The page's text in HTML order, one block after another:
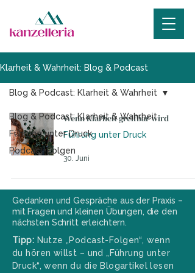
Klarheit & Wahrheit: Blog & Podcast
Blog & Podcast: Klarheit & Wahrheit
Führung unter Druck
Podcast-Folgen
Blog & Podcast: Klarheit & Wahrheit
Wenn Klarheit greifbar wird
Führung unter Druck
30. Juni
Gedanken und Gespräche aus der Praxis –
mit Fragen und kleinen Übungen, die den
nächsten Schritt erleichtern.
Tipp: Nutze „Podcast-Folgen“, wenn
du hören willst – und „Führung unter
Druck“, wenn du die Blogartikel lesen